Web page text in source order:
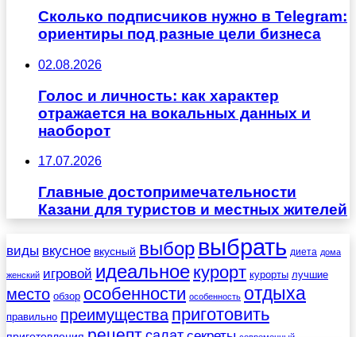
Сколько подписчиков нужно в Telegram:
ориентиры под разные цели бизнеса
02.08.2026
Голос и личность: как характер
отражается на вокальных данных и
наоборот
17.07.2026
Главные достопримечательности
Казани для туристов и местных жителей
виды вкусное вкусный выбор выбрать диета дома
женский игровой идеальное курорт курорты лучшие
место обзор особенности особенность отдыха
правильно преимущества приготовить